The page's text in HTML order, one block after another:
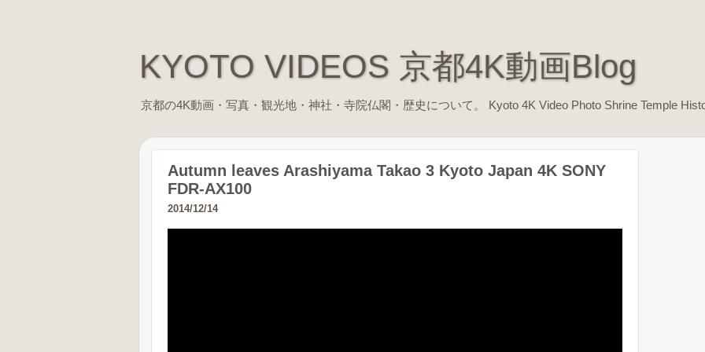
KYOTO VIDEOS 京都4K動画Blog
京都の4K動画・写真・観光地・神社・寺院仏閣・歴史について。 Kyoto 4K Video Photo Shrine Temple
Autumn leaves Arashiyama Takao 3 Kyoto Japan 4K SONY
FDR-AX100
2014/12/14